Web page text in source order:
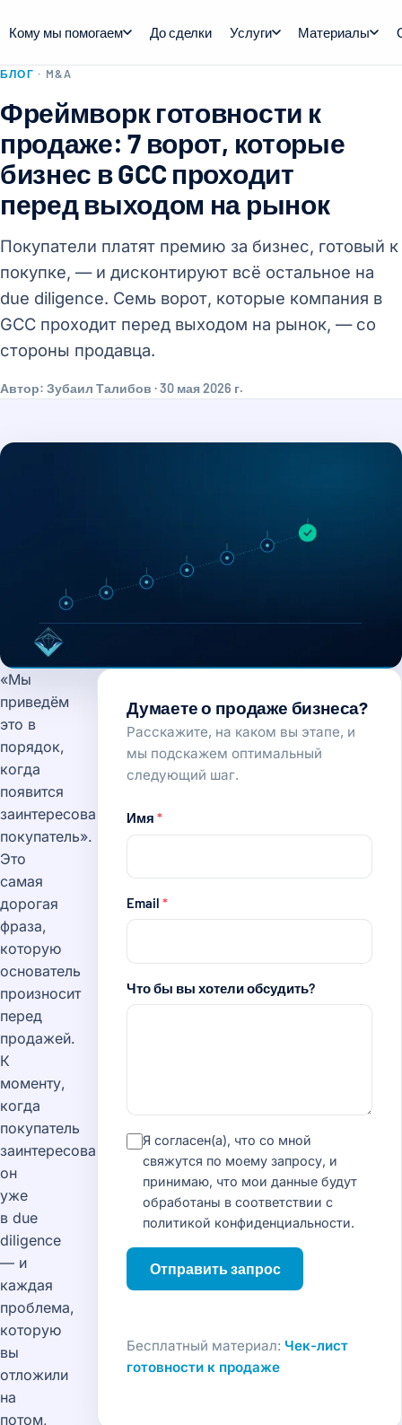
Кому мы помогаем До сделки Услуги Материалы
БЛОГ · M&A
Фреймворк готовности к
продаже: 7 ворот, которые
бизнес в GCC проходит
перед выходом на рынок
Покупатели платят премию за бизнес, готовый к
покупке, — и дисконтируют всё остальное на
due diligence. Семь ворот, которые компания в
GCC проходит перед выходом на рынок, — со
стороны продавца.
Автор: Зубаил Талибов · 30 мая 2026 г.
«Мы
приведём
это в
порядок,
когда
появится
заинтересованный
покупатель».
Это
самая
дорогая
фраза,
которую
основатель
произносит
перед
продажей.
К
моменту,
когда
покупатель
заинтересован,
он
уже
в due
diligence
— и
каждая
проблема,
которую
вы
отложили
на
потом,
Думаете о продаже бизнеса?
Расскажите, на каком вы этапе, и
мы подскажем оптимальный
следующий шаг.
Имя *
Email *
Что бы вы хотели обсудить?
Я согласен(а), что со мной
свяжутся по моему запросу, и
принимаю, что мои данные будут
обработаны в соответствии с
политикой конфиденциальности.
Отправить запрос
Бесплатный материал: Чек-лист
готовности к продаже